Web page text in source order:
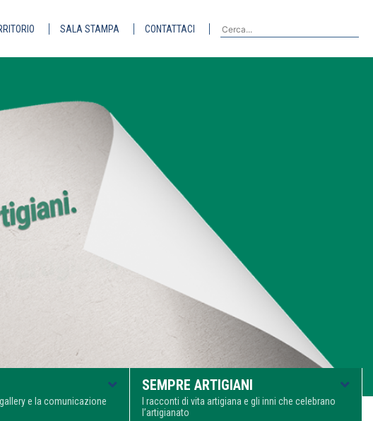
SALA STAMPA CONTATTACI
e la comunicazione
SEMPRE ARTIGIANI
I racconti di vita artigiana e gli inni che celebrano
l’artigianato